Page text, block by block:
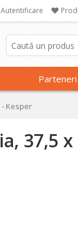
Autentificare
Parteneri
- Kesper
37,5